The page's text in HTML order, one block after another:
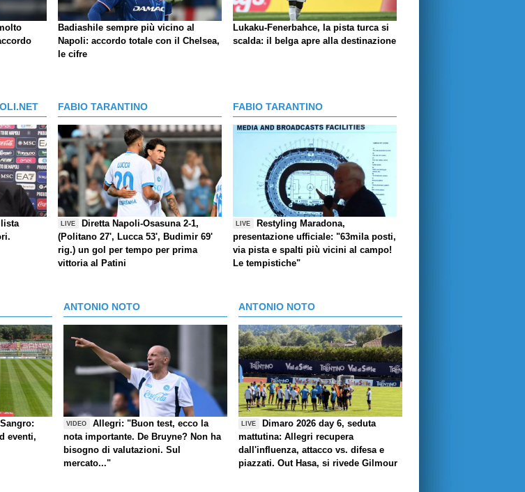
Badiashile sempre più vicino al
Napoli: accordo totale con il Chelsea,
le cifre
Lukaku-Fenerbahce, la pista turca si
scalda: il belga apre alla destinazione
FABIO TARANTINO
LIVE
Diretta Napoli-Osasuna 2-1,
(Politano 27', Lucca 53', Budimir 69'
rig.) un gol per tempo per prima
vittoria al Patini
FABIO TARANTINO
LIVE
Restyling Maradona,
presentazione ufficiale: "63mila posti,
via pista e spalti più vicini al campo!
Le tempistiche"
eventi,
ANTONIO NOTO
VIDEO
Allegri: "Buon test, ecco la
nota importante. De Bruyne? Non ha
bisogno di valutazioni. Sul
mercato..."
ANTONIO NOTO
LIVE
Dimaro 2026 day 6, seduta
mattutina: Allegri recupera
dall'influenza, attacco vs. difesa e
piazzati. Out Hasa, si rivede Gilmour